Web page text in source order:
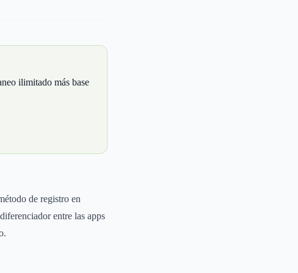
ilimitado más base
de registro en
entre las apps